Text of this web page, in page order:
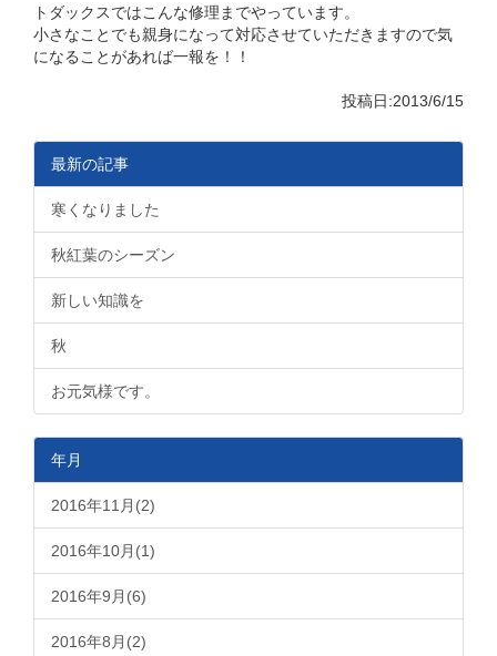
トダックスではこんな修理までやっています。
小さなことでも親身になって対応させていただきますので気
になることがあれば一報を！！
投稿日:2013/6/15
最新の記事
寒くなりました
秋紅葉のシーズン
新しい知識を
秋
お元気様です。
年月
2016年11月(2)
2016年10月(1)
2016年9月(6)
2016年8月(2)